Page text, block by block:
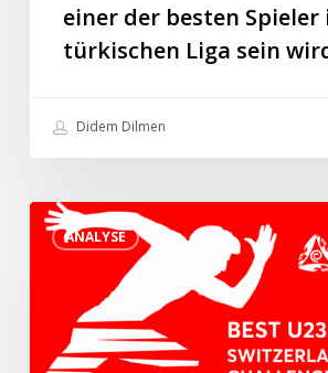
Liga
sein
einer der besten Spieler
türkischen Liga sein
Didem Dilmen
ANALYSE
Die
besten